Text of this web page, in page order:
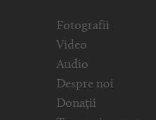
Fotografii
Video
Audio
Despre noi
Donații